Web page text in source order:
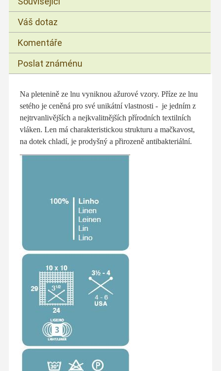
Váš dotaz
Komentáře
Poslat známénu
Na pletenině ze lnu vyniknou ažurové vzory. Příze ze lnu
setého je ceněná pro své unikátní vlastnosti - je jedním z
nejtrvanlivějších a nejkvalitnějších přírodních textilních
vláken. Len má charakteristickou strukturu a mačkavost,
na dotek chladí, je prodyšný a přirozeně antibakteriální.